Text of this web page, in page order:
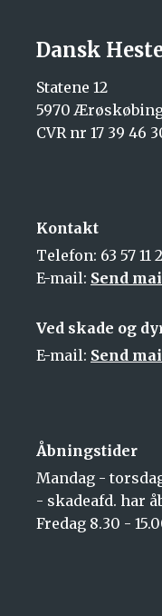
Dansk
Statene 12
5970
CVR nr 17 39 46
Kontakt
Telefon: 63 57 11
E-mail: Send
Ved skade og
E-mail: Send
Åbningstider
Mandag -
- skadeafd. har
Fredag 8.30 -